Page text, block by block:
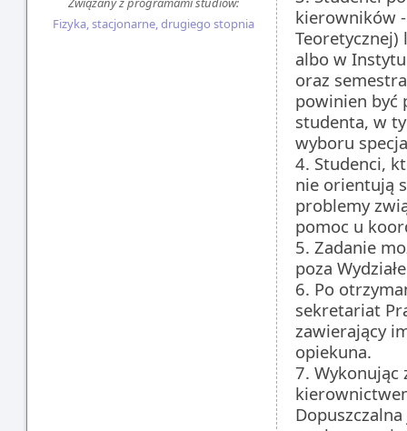
Fizyka, stacjonarne, drugiego stopnia
kierowników
Teoretycznej)
albo w
oraz
powinien być
studenta, w
wyboru
4. Studenci,
nie orientują
problemy
pomoc u
5. Zadanie
poza
6. Po
sekretariat
zawierający
opiekuna.
7. Wykonując